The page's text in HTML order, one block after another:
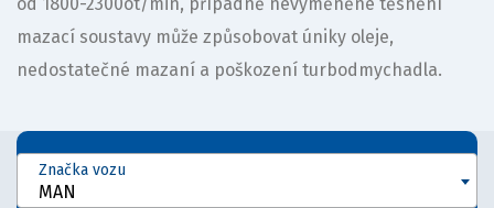
mazací soustavy může způsobovat úniky oleje,
nedostatečné mazaní a poškození turbodmychadla.
MAN
Značka vozu